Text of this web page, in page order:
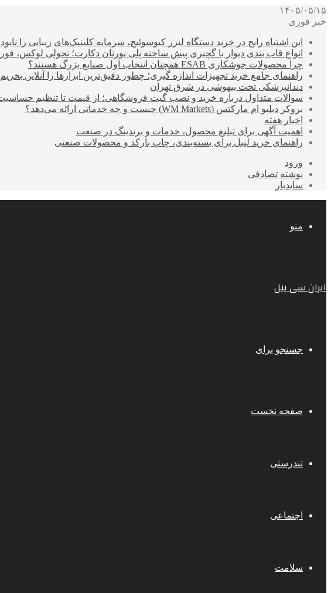
۱۴۰۵/۰۵/۱۵
خبر فوری
این اشتباه رایج در خرید دستگاه لیزر کیوسوئیچ، سرمایه کلینیک‌های زیبایی را
انواع قاب بندی دیوار با گچبری پیش ساخته پلی یورتان دکارت؛ تحولی لوکس،
چرا محصولات جوشکاری ESAB همچنان انتخاب اول صنایع بزرگ هستند؟
راهنمای جامع خرید تجهیزات اندازه گیری؛ چطور دقیق‌ترین ابزارها را آنلاین
دندانپزشکی تحت بیهوشی در شرق تهران
سوالات متداول درباره خرید و نصب گیت فروشگاهی؛ از قیمت تا تنظیم
بروکر دبلیو ام مارکتس (WM Markets) چیست و چه خدماتی ارائه می‌دهد؟
اخبار هفته
اهمیت آگهی برای تبلیغ محصول، خدمات و برندینگ در صنعت
راهنمای خرید لیبل برای بسته‌بندی، چاپ بارکد و محصولات صنعتی
ورود
نوشته تصادفی
سایدبار
منو
ایران سی پنل
جستجو برای
صفحه نخست
تندرستی
اجتماعی
سلامت